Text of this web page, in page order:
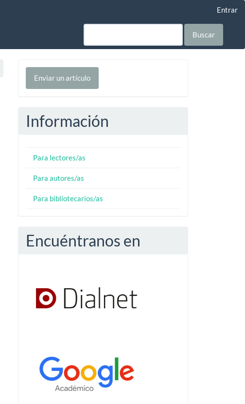
Entrar
Buscar
Enviar
unEnviar un artículo
Información
Para lectores/as
Para autores/as
Para bibliotecarios/as
Encuéntranos en